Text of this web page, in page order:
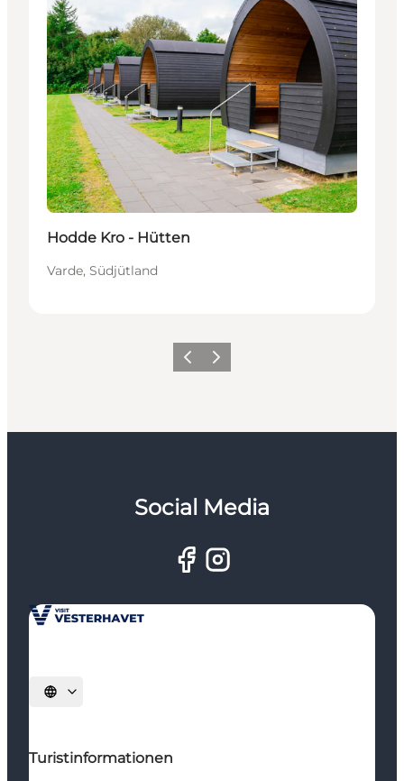
Hodde Kro - Hütten
Varde, Südjütland
ZurückWeiter
Social Media
Sprache auswählen
Turistinformationen